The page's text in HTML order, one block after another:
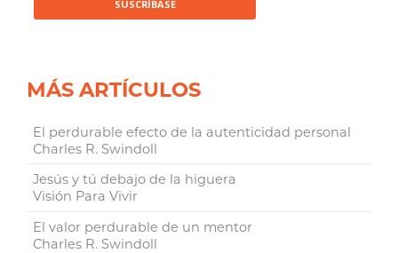
MÁS ARTÍCULOS
El perdurable efecto de la autenticidad personal
Charles R. Swindoll
Jesús y tú debajo de la higuera
Visión Para Vivir
El valor perdurable de un mentor
Charles R. Swindoll